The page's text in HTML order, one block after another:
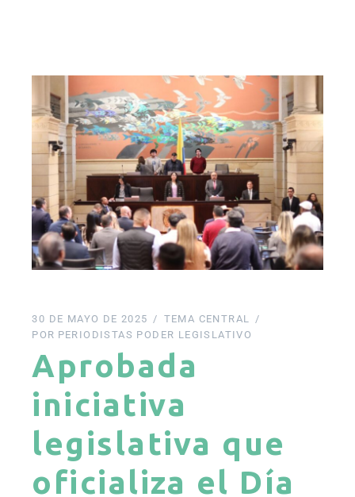
30 DE MAYO DE 2025
TEMA CENTRAL
POR PERIODISTAS PODER LEGISLATIVO
Aprobada
iniciativa
legislativa que
oficializa el Día